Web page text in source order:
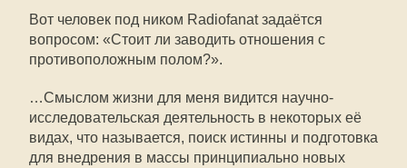
Вот человек под ником Radiofanat задаётся
вопросом: «Стоит ли заводить отношения с
противоположным полом?».
…Смыслом жизни для меня видится научно-
исследовательская деятельность в некоторых её
видах, что называется, поиск истинны и подготовка
для внедрения в массы принципиально новых